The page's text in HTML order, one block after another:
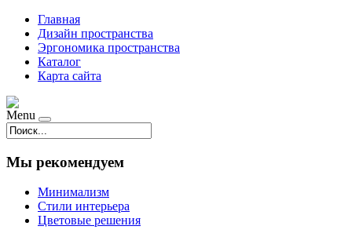
Главная
Дизайн пространства
Эргономика пространства
Каталог
Карта сайта
Menu
Мы рекомендуем
Минимализм
Стили интерьера
Цветовые решения